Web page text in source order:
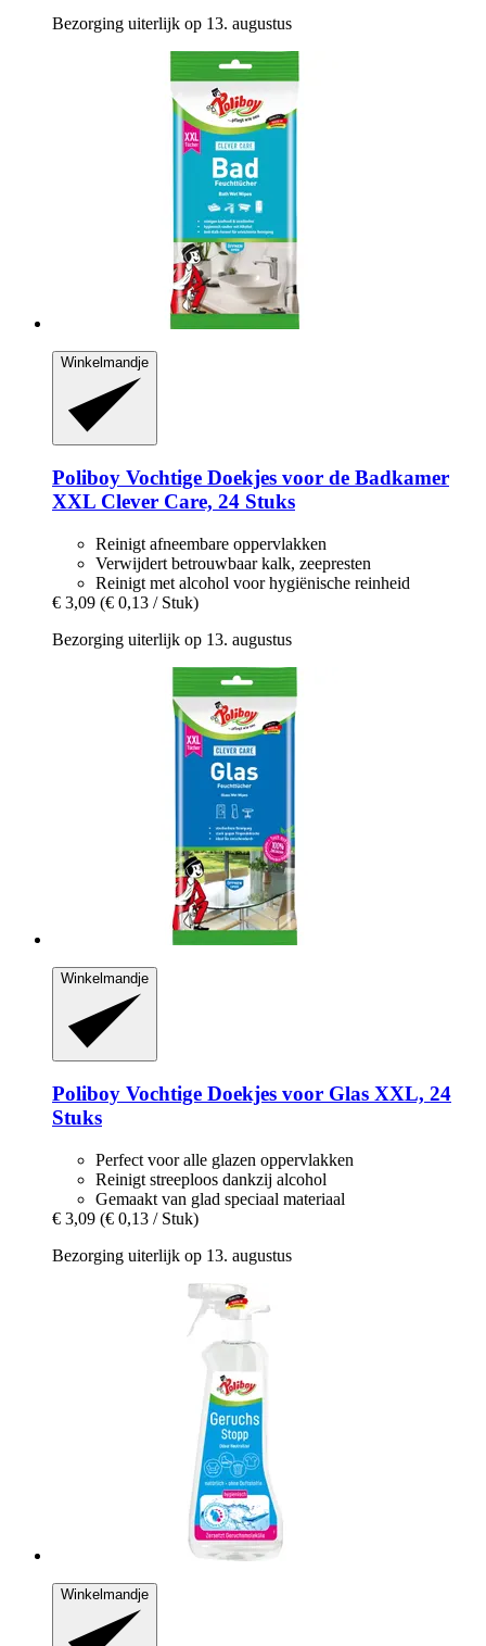
Bezorging uiterlijk op 13. augustus
Winkelmandje
Poliboy Vochtige Doekjes voor de Badkamer
XXL Clever Care, 24 Stuks
Reinigt afneembare oppervlakken
Verwijdert betrouwbaar kalk, zeepresten
Reinigt met alcohol voor hygiënische reinheid
€ 3,09 (€ 0,13 / Stuk)
Bezorging uiterlijk op 13. augustus
Winkelmandje
Poliboy Vochtige Doekjes voor Glas XXL, 24
Stuks
Perfect voor alle glazen oppervlakken
Reinigt streeploos dankzij alcohol
Gemaakt van glad speciaal materiaal
€ 3,09 (€ 0,13 / Stuk)
Bezorging uiterlijk op 13. augustus
Winkelmandje